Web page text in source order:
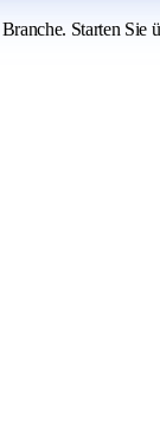
Starten Sie